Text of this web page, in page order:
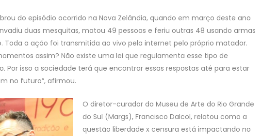
do episódio ocorrido na Nova Zelândia, quando em março deste ano
duas mesquitas, matou 49 pessoas e feriu outras 48 usando armas
Toda a ação foi transmitida ao vivo pela internet pelo próprio matador.
assim? Não existe uma lei que regulamenta esse tipo de
Por isso a sociedade terá que encontrar essas respostas até para estar
no futuro”, afirmou.
O diretor-curador do Museu de Arte do Rio Grande
do Sul (Margs), Francisco Dalcol, relatou como a
questão liberdade x censura está impactando no